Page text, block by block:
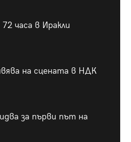
часа в Иракли
на сцената в НДК
за първи път на